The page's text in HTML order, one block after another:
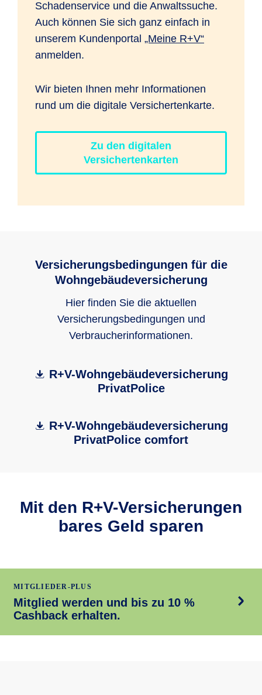
Schadenservice und die Anwaltssuche.
Auch können Sie sich ganz einfach in
unserem Kundenportal „Meine R+V“
anmelden.
Wir bieten Ihnen mehr Informationen
rund um die digitale Versichertenkarte.
Zu den digitalen
Versichertenkarten
Versicherungsbedingungen für die
Wohngebäudeversicherung
Hier finden Sie die aktuellen
Versicherungsbedingungen und
Verbraucherinformationen.
R+V-Wohngebäudeversicherung
PrivatPolice
R+V-Wohngebäudeversicherung
PrivatPolice comfort
Mit den R+V-Versicherungen
bares Geld sparen
MITGLIEDER-PLUS
Mitglied werden und bis zu 10 %
Cashback erhalten.